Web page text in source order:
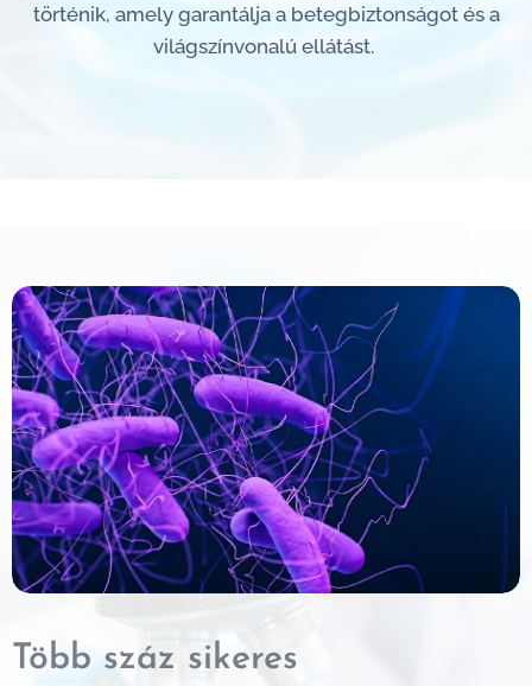
történik, amely garantálja a betegbiztonságot és a
világszínvonalú ellátást.
Több száz sikeres